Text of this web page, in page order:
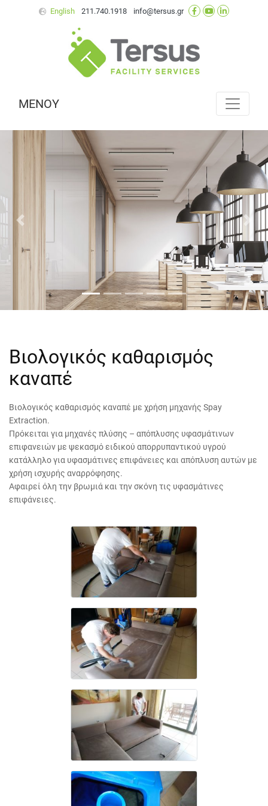
English 211.740.1918 info@tersus.gr
ΜΕΝΟΥ
Προηγούμενο
Βιολογικός καθαρισμός
καναπέ
Βιολογικός καθαρισμός καναπέ με χρήση μηχανής Spay
Extraction.
Πρόκειται για μηχανές πλύσης – απόπλυσης υφασμάτινων
επιφανειών με ψεκασμό ειδικού απορρυπαντικού υγρού
κατάλληλο για υφασμάτινες επιφάνειες και απόπλυση αυτών με
χρήση ισχυρής αναρρόφησης.
Αφαιρεί όλη την βρωμιά και την σκόνη τις υφασμάτινες
επιφάνειες.